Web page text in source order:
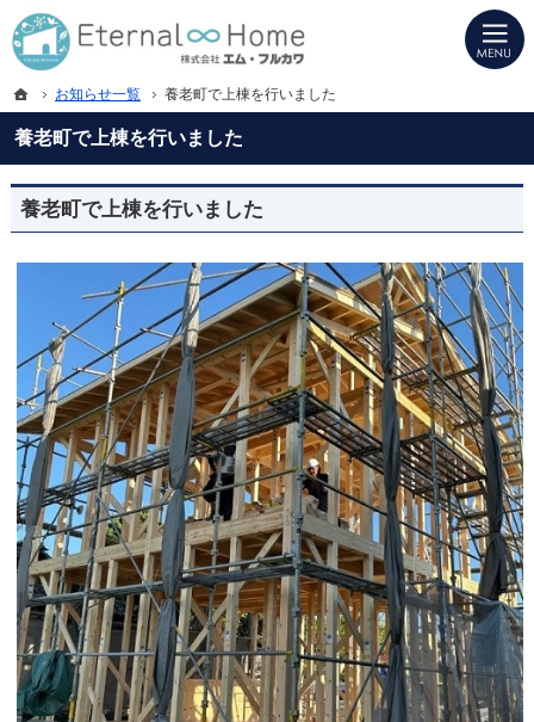
養老町で上棟を行いました
プロの目線からご提案。岐阜県海津市・西濃地域の注文住宅・新築戸建てを手が
岐阜県海津市・西濃地域の新築・注文住宅・新築戸建てを手がける工務店ならエ
養老町で上棟を行いました
ホーム
お知らせ一覧 養老町で上棟を行いました